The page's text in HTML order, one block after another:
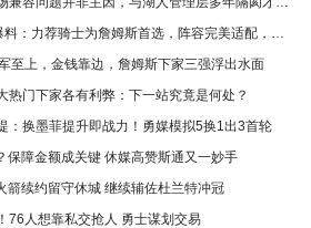
荐骑士为詹姆斯首选，阵容完美适配，家乡情怀加分
至上，金钱靠边，詹姆斯下家三强浮出水面
热门下家各有利弊：下一站究竟是何处？
：换墨菲提升即战力！勇媒模拟5换1出3首轮
保障金额成关键 休媒高赞斯通又一妙手
箭续约留守休城 继续辅佐杜兰特冲冠
76人想靠私交抢人 勇士谋划交易